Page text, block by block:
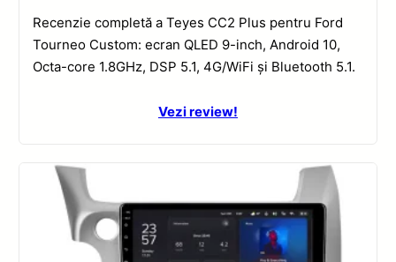
Recenzie completă a Teyes CC2 Plus pentru Ford
Tourneo Custom: ecran QLED 9-inch, Android 10,
Octa-core 1.8GHz, DSP 5.1, 4G/WiFi și Bluetooth 5.1.
Vezi review!